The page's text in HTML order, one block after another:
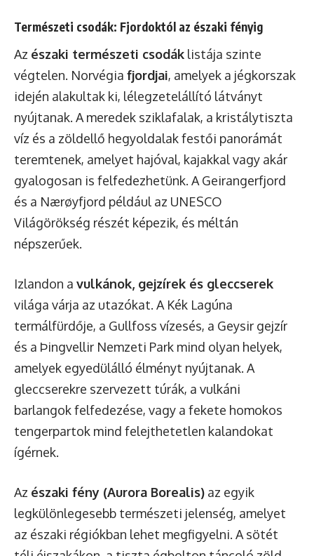
Természeti csodák: Fjordoktól az északi fényig
Az északi természeti csodák listája szinte
végtelen. Norvégia fjordjai, amelyek a jégkorszak
idején alakultak ki, lélegzetelállító látványt
nyújtanak. A meredek sziklafalak, a kristálytiszta
víz és a zöldellő hegyoldalak festői panorámát
teremtenek, amelyet hajóval, kajakkal vagy akár
gyalogosan is felfedezhetünk. A Geirangerfjord
és a Nærøyfjord például az UNESCO
Világörökség részét képezik, és méltán
népszerűek.
Izlandon a vulkánok, gejzírek és gleccserek
világa várja az utazókat. A Kék Lagúna
termálfürdője, a Gullfoss vízesés, a Geysir gejzír
és a Þingvellir Nemzeti Park mind olyan helyek,
amelyek egyedülálló élményt nyújtanak. A
gleccserekre szervezett túrák, a vulkáni
barlangok felfedezése, vagy a fekete homokos
tengerpartok mind felejthetetlen kalandokat
ígérnek.
Az északi fény (Aurora Borealis) az egyik
legkülönlegesebb természeti jelenség, amelyet
az északi régiókban lehet megfigyelni. A sötét